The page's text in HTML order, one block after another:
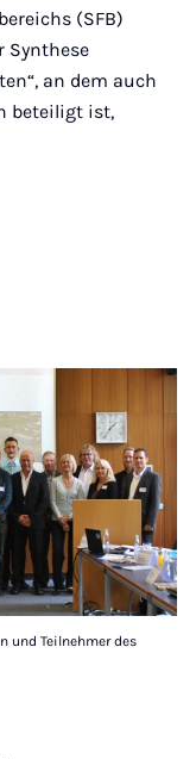
(SFB)
Synthese
an dem auch
beteiligt ist,
und Teilnehmer des